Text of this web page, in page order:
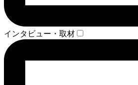
インタビュー・取材